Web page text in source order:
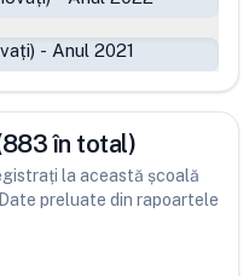
- Anul 2021
în total)
la această școală
preluate din rapoartele